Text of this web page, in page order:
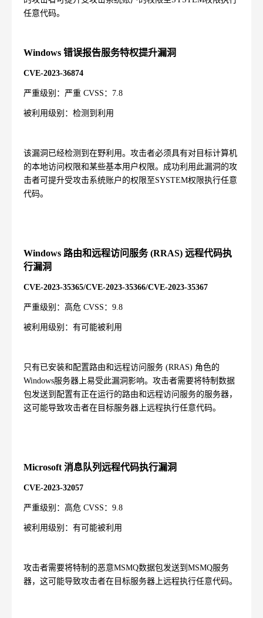
任意代码。
Windows 错误报告服务特权提升漏洞
CVE-2023-36874
严重级别：严重 CVSS ： 7.8
被利用级别：检测到利用
该漏洞已经检测到在野利用。攻击者必须具有对目标计算机
的本地访问权限和某些基本用户权限。成功利用此漏洞的攻
击者可提升受攻击系统账户的权限至SYSTEM权限执行任意
代码。
Windows 路由和远程访问服务(RRAS) 远程代码执
行漏洞
CVE-2023-35365/CVE-2023-35366/CVE-2023-35367
严重级别：高危 CVSS ： 9.8
被利用级别：有可能被利用
只有已安装和配置路由和远程访问服务 (RRAS) 角色的
Windows服务器上易受此漏洞影响。攻击者需要将特制数据
包发送到配置有正在运行的路由和远程访问服务的服务器，
这可能导致攻击者在目标服务器上远程执行任意代码。
Microsoft 消息队列远程代码执行漏洞
CVE-2023-32057
严重级别：高危 CVSS ： 9.8
被利用级别：有可能被利用
攻击者需要将特制的恶意MSMQ数据包发送到 MSMQ服务
器，这可能导致攻击者在目标服务器上远程执行任意代码。